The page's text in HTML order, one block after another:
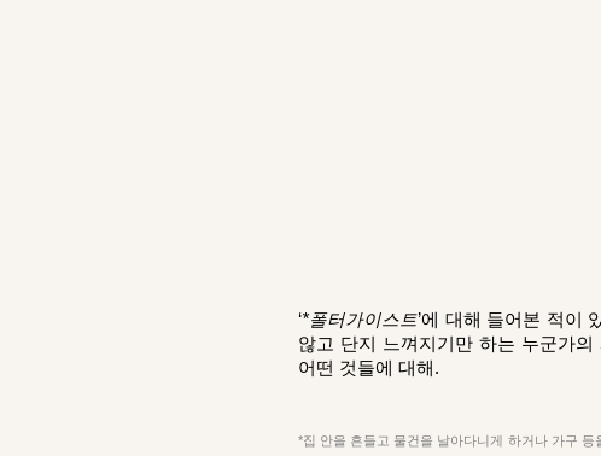
‘*폴터가이스트’에 대해 들어본 적이
않고 단지 느껴지기만 하는 누군가
어떤 것들에 대해.
*집 안을 흔들고 물건을 날아다니게 하거나 가구